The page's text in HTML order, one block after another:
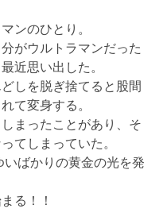
ンのひとり。
がウルトラマンだった
近思い出した。
しを脱ぎ捨てると股間
て変身する。
まったことがあり、そ
てしまっていた。
ばかりの黄金の光を発
る！！